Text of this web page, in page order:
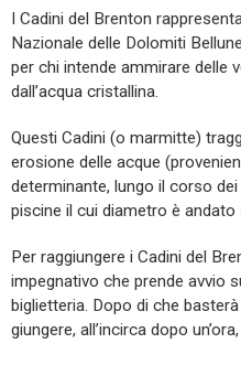
I Cadini del Brenton
Nazionale delle Dolomiti
per chi intende ammirare delle
dall’acqua cristallina.
Questi Cadini (o marmitte)
erosione delle acque
determinante, lungo il corso
piscine il cui diametro è andato
Per raggiungere i Cadini del
impegnativo che prende avvio
biglietteria. Dopo di che
giungere, all’incirca dopo